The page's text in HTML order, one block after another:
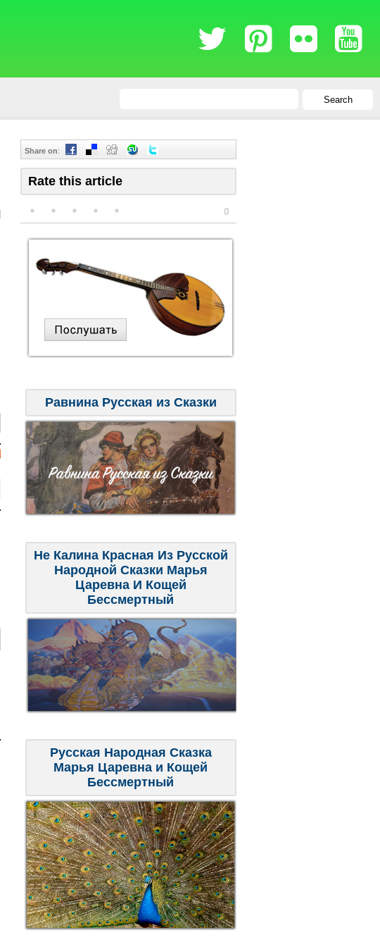
Search
Share on:
Rate this article
0
Равнина Русская из Сказки
Не Калина Красная Из Русской
Народной Сказки Марья
Царевна И Кощей
Бессмертный
Русская Народная Сказка
Марья Царевна и Кощей
Бессмертный